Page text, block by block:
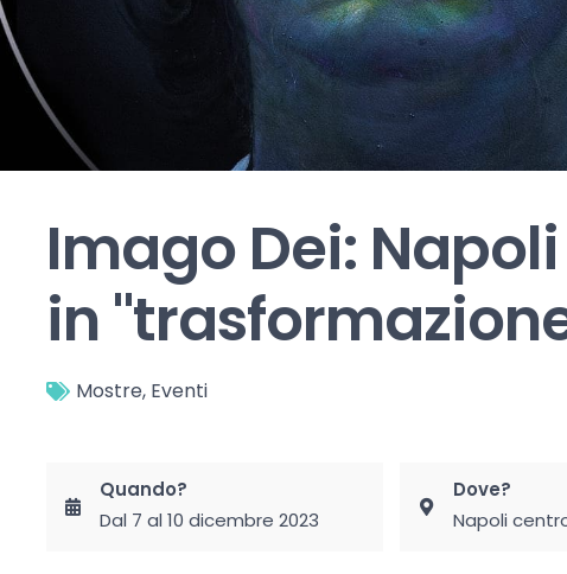
Imago Dei:
in
Mostre, Eventi
Quando?
Dal 7 al 10 dicembre 2023
Dove?
Napoli